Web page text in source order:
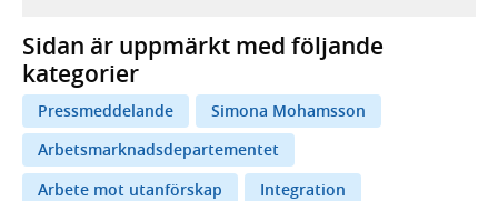
Sidan är uppmärkt med följande
kategorier
Pressmeddelande
Simona Mohamsson
Arbetsmarknadsdepartementet
Arbete mot utanförskap
Integration